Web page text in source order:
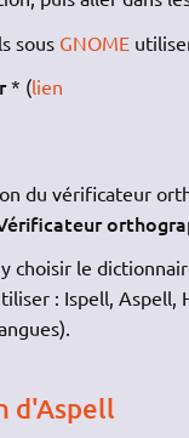
sous GNOME
* (lien
du vérificateur
choisir le
: Ispell, Aspell,
d'Aspell